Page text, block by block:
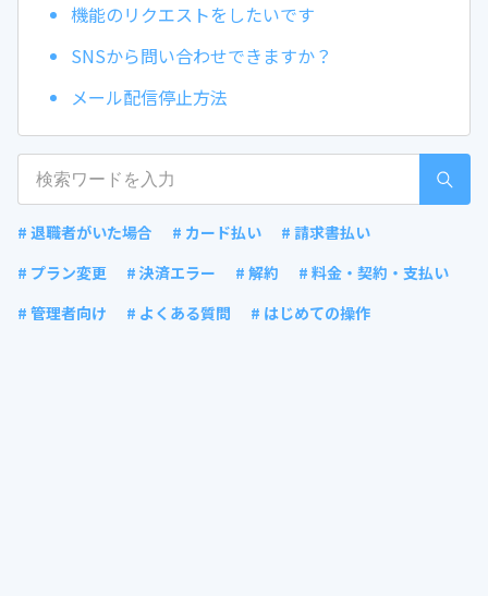
機能のリクエストをしたいです
SNSから問い合わせできますか？
メール配信停止方法
# 退職者がいた場合 # カード払い
# 請求書払い
# プラン変更
# 決済エラー # 解約
# 料金・契約・支払い
# 管理者向け
# よくある質問 # はじめての操作